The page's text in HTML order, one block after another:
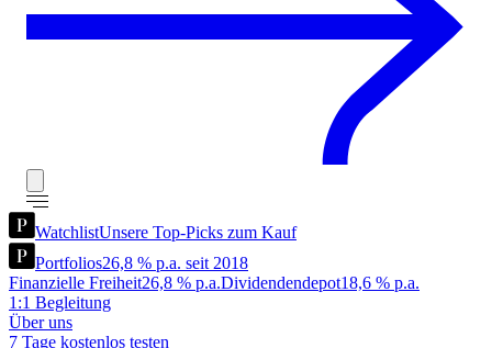
WatchlistUnsere Top-Picks zum Kauf
Portfolios26,8 % p.a. seit 2018
Finanzielle Freiheit26,8 % p.a.Dividendendepot18,6 % p.a.
1:1 Begleitung
Über uns
7 Tage kostenlos testen